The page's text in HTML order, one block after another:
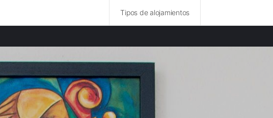
Tipos de alojamientos
Apartamentos en Georgia
Apartamentos en La Habana
Apartamentos en Nueva Orleans
Apartamentos en Nueva Jersey
Apartamentos en Pensilvania
Apartamentos en Samaná